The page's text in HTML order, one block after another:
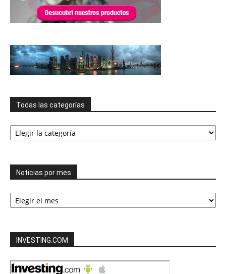
Todas las categorías
Todas
las
Noticias por mes
Noticias
por
INVESTING.COM